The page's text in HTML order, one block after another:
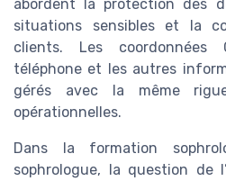
abordent la protection des
situations sensibles et la
clients. Les coordonnées
téléphone et les autres
gérés avec la même
opérationnelles.
Dans la formation
sophrologue, la question de